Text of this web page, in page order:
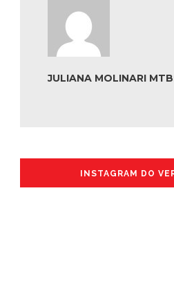
JULIANA MOLINARI
INSTAGRAM DO